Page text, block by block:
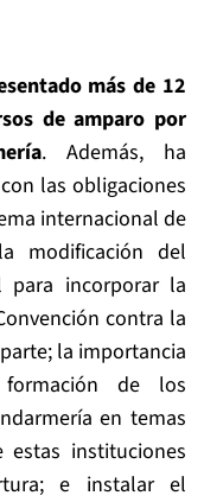
más de 12
de amparo por
. Además, ha
las obligaciones
internacional de
modificación del
para incorporar la
contra la
la importancia
de los
en temas
instituciones
e instalar el